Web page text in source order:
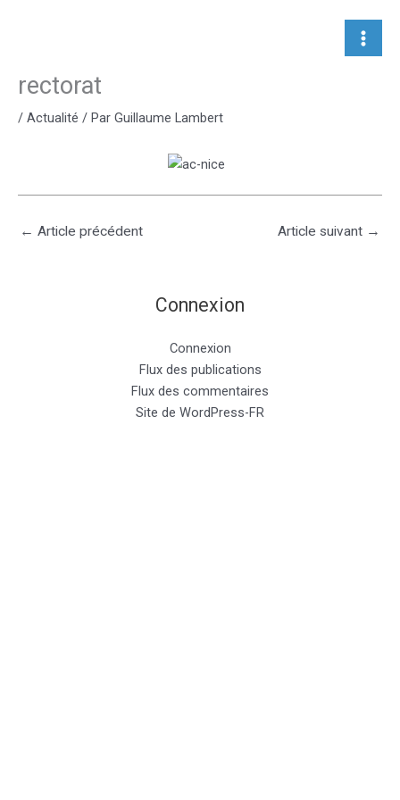
rectorat
/ Actualité / Par Guillaume Lambert
← Article précédent Article suivant →
Connexion
Connexion
Flux des publications
Flux des commentaires
Site de WordPress-FR